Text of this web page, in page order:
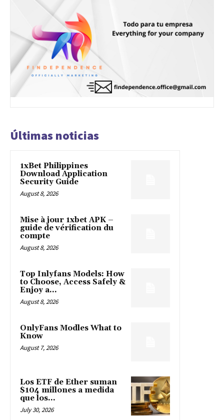
Últimas noticias
1xBet Philippines
Download Application
Security Guide
August 8, 2026
Mise à jour 1xbet APK –
guide de vérification du
compte
August 8, 2026
Top Inlyfans Models: How
to Choose, Access Safely &
Enjoy a...
August 8, 2026
OnlyFans Modles What to
Know
August 7, 2026
Los ETF de Ether suman
$104 millones a medida
que los...
July 30, 2026